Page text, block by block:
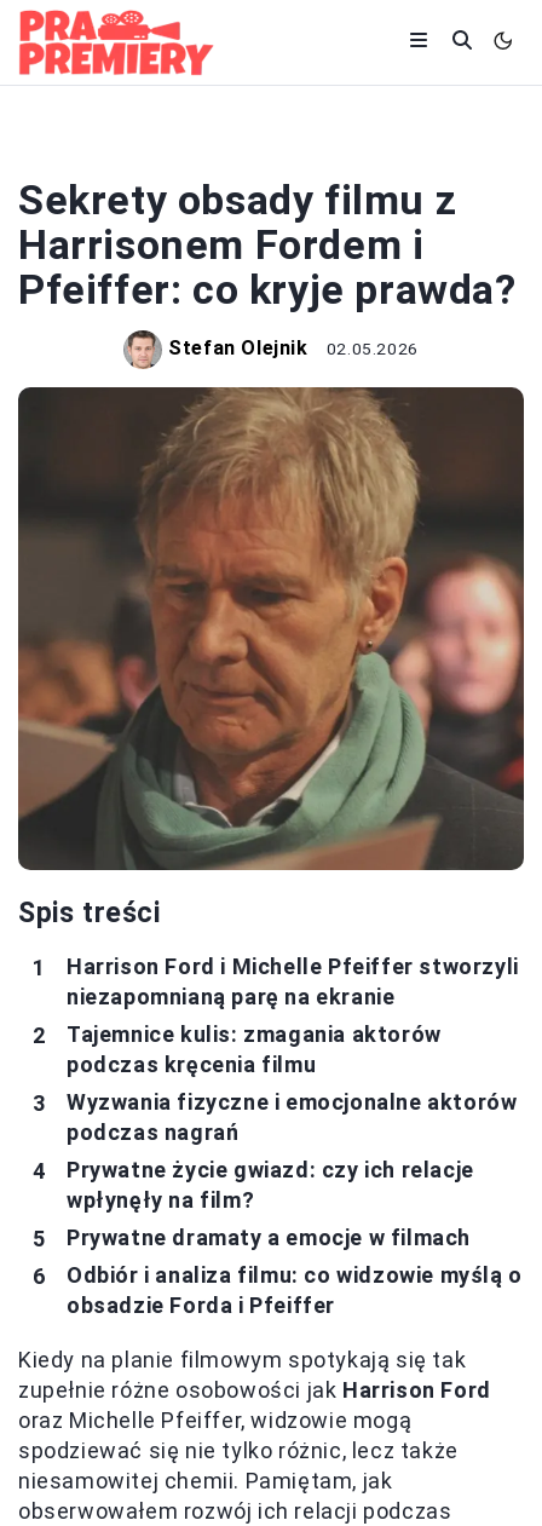
Sekrety obsady filmu z
Harrisonem Fordem i
Pfeiffer: co kryje prawda?
Stefan Olejnik 02.05.2026
Spis treści
Harrison Ford i Michelle Pfeiffer stworzyli
niezapomnianą parę na ekranie
Tajemnice kulis: zmagania aktorów
podczas kręcenia filmu
Wyzwania fizyczne i emocjonalne aktorów
podczas nagrań
Prywatne życie gwiazd: czy ich relacje
wpłynęły na film?
Prywatne dramaty a emocje w filmach
Odbiór i analiza filmu: co widzowie myślą o
obsadzie Forda i Pfeiffer
Kiedy na planie filmowym spotykają się tak
zupełnie różne osobowości jak Harrison Ford
oraz Michelle Pfeiffer, widzowie mogą
spodziewać się nie tylko różnic, lecz także
niesamowitej chemii. Pamiętam, jak
obserwowałem rozwój ich relacji podczas